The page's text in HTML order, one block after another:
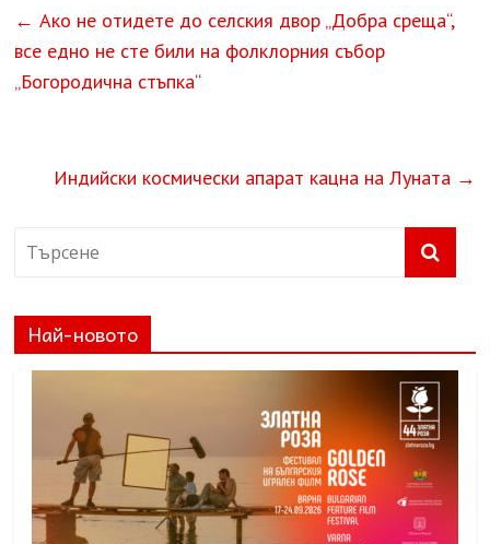
← Ако не отидете до селския двор „Добра среща“,
все едно не сте били на фолклорния събор
„Богородична стъпка“
Индийски космически апарат кацна на Луната →
Най-новото